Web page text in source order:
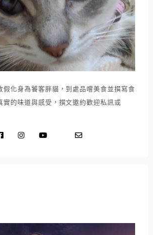
假化身為饕客胖貓，到處品嚐美食並撰寫食
實的味道與感受，撰文邀約歡迎私訊或